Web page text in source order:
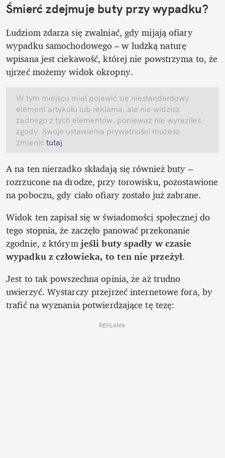
Śmierć zdejmuje buty przy wypadku?
Ludziom zdarza się zwalniać, gdy mijają ofiary
wypadku samochodowego – w ludzką naturę
wpisana jest ciekawość, której nie powstrzyma to, że
ujrzeć możemy widok okropny.
W tym miejscu miał pojawić się niestandardowy
element artykułu lub reklama, ale nie widzisz
żadnego z tych elementów, ponieważ nie wyraziłeś
zgody. Swoje ustawienia prywatności możesz
zmienić tutaj.
A na ten nierzadko składają się również buty –
rozrzucone na drodze, przy torowisku, pozostawione
na poboczu, gdy ciało ofiary zostało już zabrane.
Widok ten zapisał się w świadomości społecznej do
tego stopnia, że zaczęło panować przekonanie
zgodnie, z którym jeśli buty spadły w czasie
wypadku z człowieka, to ten nie przeżył.
Jest to tak powszechna opinia, że aż trudno
uwierzyć. Wystarczy przejrzeć internetowe fora, by
trafić na wyznania potwierdzające tę tezę:
REKLAMA